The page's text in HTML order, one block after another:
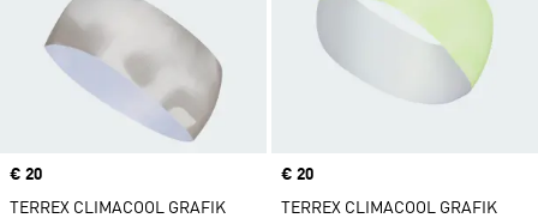
Price
€ 20
TERREX CLIMACOOL GRAFIK
Price
€ 20
TERREX CLIMACOOL GRAFIK